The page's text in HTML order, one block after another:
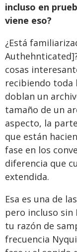
incluso en
viene eso?
¿Está
cosas
recibiendo toda
doblan un
tamaño de un
aspecto, la
que están
fase en los
diferencia que
extendida.
Esa es una de
pero incluso sin
tu razón de
frecuencia